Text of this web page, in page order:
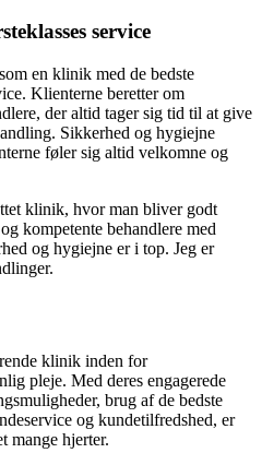
service
en klinik med de bedste
Klienterne beretter om
der altid tager sig tid til at give
Sikkerhed og hygiejne
føler sig altid velkomne og
klinik, hvor man bliver godt
kompetente behandlere med
og hygiejne er i top. Jeg er
klinik inden for
pleje. Med deres engagerede
brug af de bedste
og kundetilfredshed, er
mange hjerter.